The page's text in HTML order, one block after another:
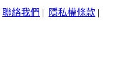
聯絡我們 | 隱私權條款 |